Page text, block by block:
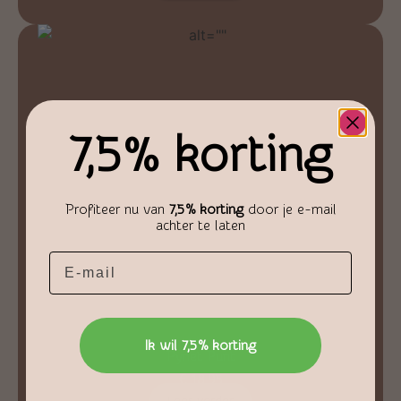
Pyriet Punt
7,5% korting
Profiteer nu van 7,5% kortingdoor je e-mail
achter te laten
Email
Ik wil 7,5% korting